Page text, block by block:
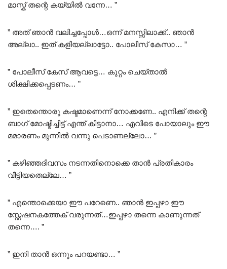
മാസ്ക് തന്റെ കയ്യിൽ വന്നേ… ”
” അത് ഞാൻ വലിച്ചപ്പോൾ…ഒന്ന് മനസ്സിലാക്ക്.. ഞാൻ
അല്ലാ.. ഇത് കളിയല്ലാട്ടോ.. പോലീസ് കേസാ… ”
” പോലീസ് കേസ് ആവട്ടെ… കുറ്റം ചെയ്‌താൽ
ശിക്ഷിക്കപ്പെടണം… ”
” ഇതെന്തൊരു കഷ്ടമാണെന്ന് നോക്കണേ.. എനിക്ക് തന്റെ
ബാഗ് മോഷ്ടിച്ചിട്ട് എന്ത് കിട്ടാനാ… എവിടെ പോയാലും ഈ
മമാരണം മുന്നിൽ വന്നു പെടാണല്ലോ… ”
” കഴിഞ്ഞദിവസം നടന്നതിനൊക്കെ താൻ പ്രതികാരം
വീട്ടിയതെല്ലേ… ”
” എന്തൊക്കെയാ ഈ പറേണെ.. ഞാൻ ഇപ്പഴാ ഈ
സ്റ്റേഷനകത്തേക് വരുന്നത്…ഇപ്പഴാ തന്നെ കാണുന്നത്
തന്നെ…. ”
” ഇനി താൻ ഒന്നും പറയണ്ടാ… ”